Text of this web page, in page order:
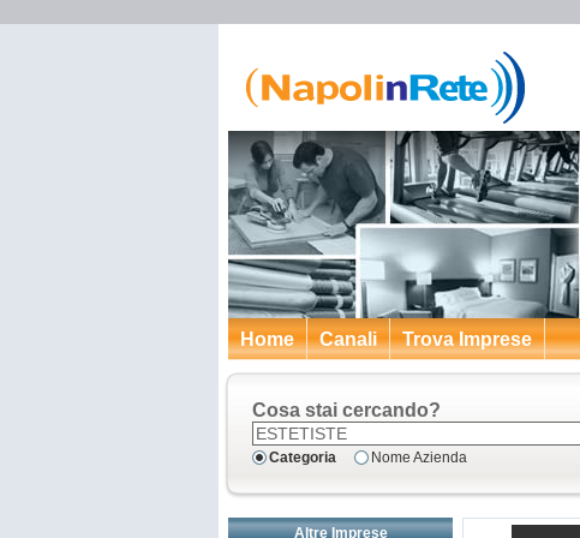
Home Canali Trova Imprese
Cosa stai cercando?
Categoria Nome Azienda
Altre Imprese